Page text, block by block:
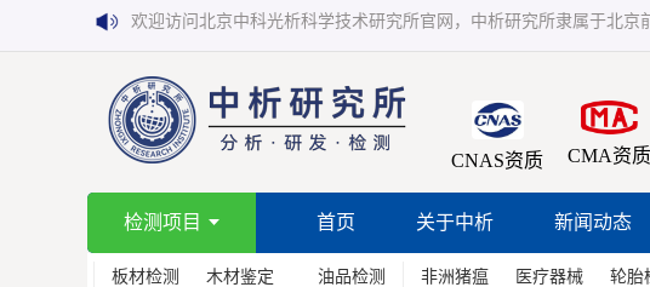
欢迎访问北京中科光析科学技术研究所官网，中析研究所隶属于北京
CNAS资质 CMA资质
检测项目 首页 关于中析 新闻动态
板材检测 木材鉴定
油品检测
非洲猪瘟 医疗器械
轮胎